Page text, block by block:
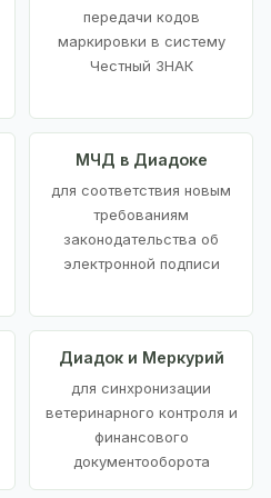
передачи кодов
маркировки в систему
Честный ЗНАК
МЧД в Диадоке
для соответствия новым
требованиям
законодательства об
электронной подписи
Диадок и Меркурий
для синхронизации
ветеринарного контроля и
финансового
документооборота